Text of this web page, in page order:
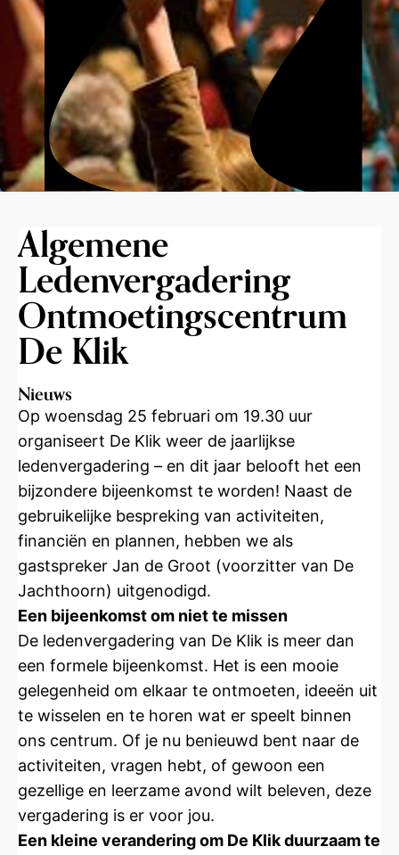
Algemene
Ledenvergadering
Ontmoetingscentrum
De Klik
Nieuws
Op woensdag 25 februari om 19.30 uur
organiseert De Klik weer de jaarlijkse
ledenvergadering – en dit jaar belooft het een
bijzondere bijeenkomst te worden! Naast de
gebruikelijke bespreking van activiteiten,
financiën en plannen, hebben we als
gastspreker Jan de Groot (voorzitter van De
Jachthoorn) uitgenodigd.
Een bijeenkomst om niet te missen
De ledenvergadering van De Klik is meer dan
een formele bijeenkomst. Het is een mooie
gelegenheid om elkaar te ontmoeten, ideeën uit
te wisselen en te horen wat er speelt binnen
ons centrum. Of je nu benieuwd bent naar de
activiteiten, vragen hebt, of gewoon een
gezellige en leerzame avond wilt beleven, deze
vergadering is er voor jou.
Een kleine verandering om De Klik duurzaam te